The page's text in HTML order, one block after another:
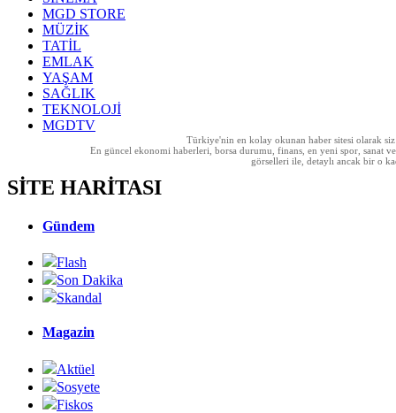
MGD STORE
MÜZİK
TATİL
EMLAK
YAŞAM
SAĞLIK
TEKNOLOJİ
MGDTV
Türkiye'nin en kolay okunan haber sitesi olarak siz
En güncel ekonomi haberleri, borsa durumu, finans, en yeni spor, sanat
görselleri ile, detaylı ancak bir o
SİTE HARİTASI
Gündem
Flash
Son Dakika
Skandal
Magazin
Aktüel
Sosyete
Fiskos